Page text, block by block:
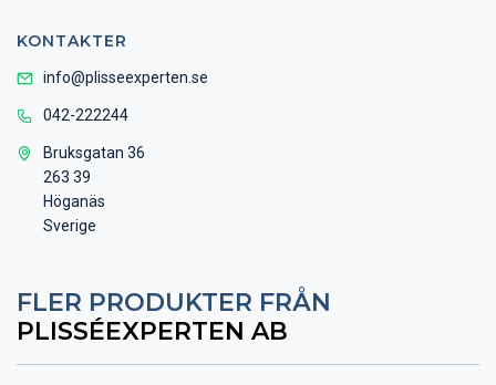
KONTAKTER
info@plisseexperten.se
042-222244
Bruksgatan 36
263 39
Höganäs
Sverige
FLER PRODUKTER FRÅN
PLISSÉEXPERTEN AB